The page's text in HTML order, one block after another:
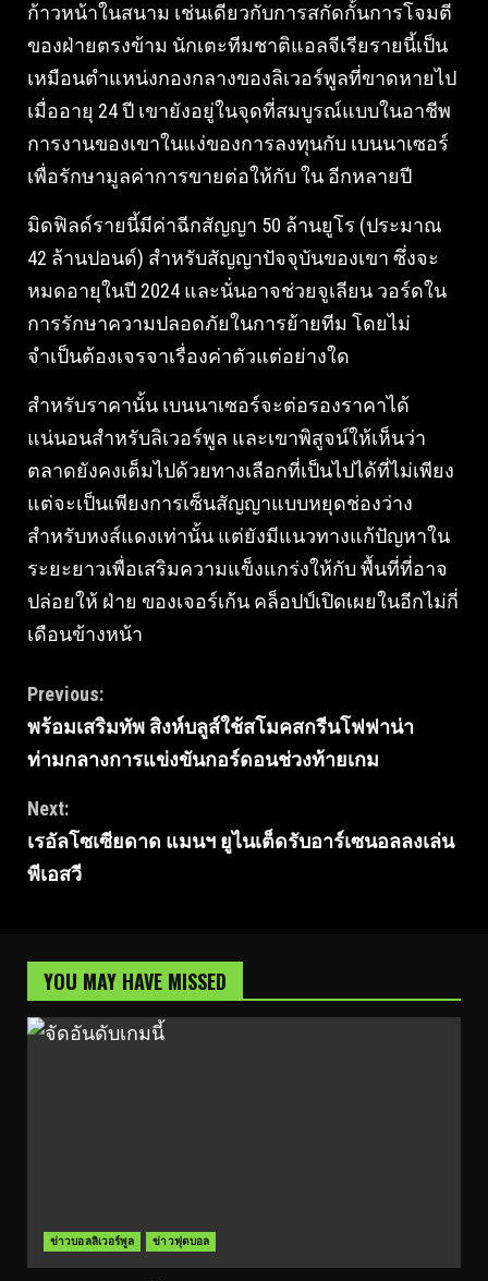
ก้าวหน้าในสนาม เช่นเดียวกับการสกัดกั้นการโจมตี
ของฝ่ายตรงข้าม นักเตะทีมชาติแอลจีเรียรายนี้เป็น
เหมือนตำแหน่งกองกลางของลิเวอร์พูลที่ขาดหายไป
เมื่ออายุ 24 ปี เขายังอยู่ในจุดที่สมบูรณ์แบบในอาชีพ
การงานของเขาในแง่ของการลงทุนกับ เบนนาเซอร์
เพื่อรักษามูลค่าการขายต่อให้กับ ใน อีกหลายปี
มิดฟิลด์รายนี้มีค่าฉีกสัญญา 50 ล้านยูโร (ประมาณ
42 ล้านปอนด์) สำหรับสัญญาปัจจุบันของเขา ซึ่งจะ
หมดอายุในปี 2024 และนั่นอาจช่วยจูเลียน วอร์ดใน
การรักษาความปลอดภัยในการย้ายทีม โดยไม่
จำเป็นต้องเจรจาเรื่องค่าตัวแต่อย่างใด
สำหรับราคานั้น เบนนาเซอร์จะต่อรองราคาได้
แน่นอนสำหรับลิเวอร์พูล และเขาพิสูจน์ให้เห็นว่า
ตลาดยังคงเต็มไปด้วยทางเลือกที่เป็นไปได้ที่ไม่เพียง
แต่จะเป็นเพียงการเซ็นสัญญาแบบหยุดช่องว่าง
สำหรับหงส์แดงเท่านั้น แต่ยังมีแนวทางแก้ปัญหาใน
ระยะยาวเพื่อเสริมความแข็งแกร่งให้กับ พื้นที่ที่อาจ
ปล่อยให้ ฝ่าย ของเจอร์เก้น คล็อปป์เปิดเผยในอีกไม่กี่
เดือนข้างหน้า
Continue
Reading
Previous:
พร้อมเสริมทัพ สิงห์บลูส์ใช้สโมคสกรีนโฟฟาน่า
ท่ามกลางการแข่งขันกอร์ดอนช่วงท้ายเกม
Next:
เรอัลโซเซียดาด แมนฯ ยูไนเต็ดรับอาร์เซนอลลงเล่น
พีเอสวี
YOU MAY HAVE MISSED
ข่าวบอลลิเวอร์พูล ข่าวฟุตบอล